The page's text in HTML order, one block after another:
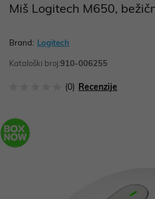
Miš Logitech M650,
Brand: Logitech
Kataloški broj:910-006255
(0) Recenzije